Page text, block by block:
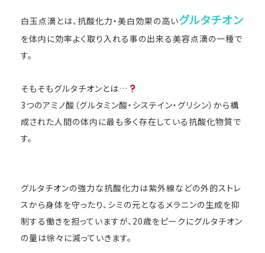
白玉点滴とは、抗酸化力・美白効果の高いグルタチオン
を体内に効率よく取り入れる事の出来る美容点滴の一種で
す。
そもそもグルタチオンとは…
3つのアミノ酸（グルタミン酸・システイン・グリシン）から構
成された人間の体内に最も多く存在している抗酸化物質で
す。
グルタチオンの強力な抗酸化力は紫外線などの外的ストレ
スから身体を守ったり、シミの元となるメラニンの生成を抑
制する働きを担っていますが、20歳をピークにグルタチオン
の量は徐々に減っていきます。